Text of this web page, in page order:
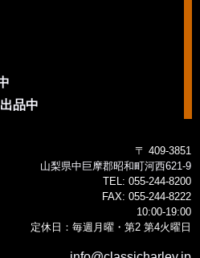
品中
〒 409-3851
山梨県中巨摩郡昭和町河西621-9
TEL: 055-244-8200
FAX: 055-244-8222
10:00-19:00
定休日：毎週月曜・第2 第4火曜日